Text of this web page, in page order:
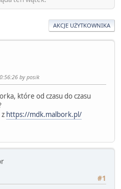
AKCJE UŻYTKOWNIKA
by posik
które od czasu do czasu
https://mdk.malbork.pl/
#1